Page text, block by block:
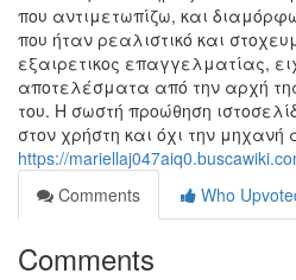
που αντιμετωπίζω, και
που ήταν ρεαλιστικό και
εξαιρετικος επαγγελματίας,
αποτελέσματα από την αρχή
του. Η σωστή προώθηση
στον χρήστη και όχι την μηχανή
https://
Comments
Who
Comments